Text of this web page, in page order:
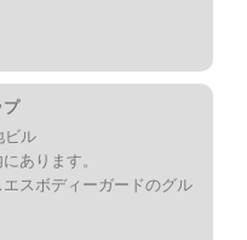
プ
ビル
あります。
スボディーガードのグル